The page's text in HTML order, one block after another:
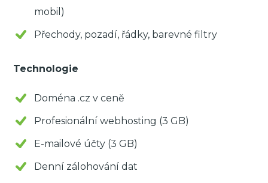
mobil)
Přechody, pozadí, řádky, barevné filtry
Technologie
Doména .cz v ceně
Profesionální webhosting (3 GB)
E-mailové účty (3 GB)
Denní zálohování dat